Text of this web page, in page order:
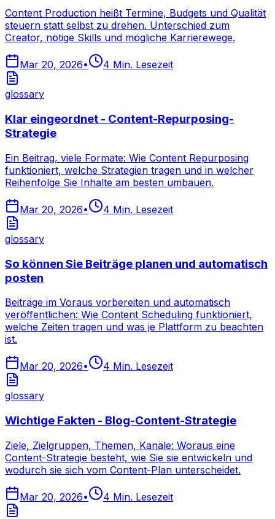
Content Production heißt Termine, Budgets und Qualität
steuern statt selbst zu drehen. Unterschied zum
Creator, nötige Skills und mögliche Karrierewege.
Mar 20, 2026• 4 Min. Lesezeit
glossary
Klar eingeordnet - Content-Repurposing-
Strategie
Ein Beitrag, viele Formate: Wie Content Repurposing
funktioniert, welche Strategien tragen und in welcher
Reihenfolge Sie Inhalte am besten umbauen.
Mar 20, 2026• 4 Min. Lesezeit
glossary
So können Sie Beiträge planen und automatisch
posten
Beiträge im Voraus vorbereiten und automatisch
veröffentlichen: Wie Content Scheduling funktioniert,
welche Zeiten tragen und was je Plattform zu beachten
ist.
Mar 20, 2026• 4 Min. Lesezeit
glossary
Wichtige Fakten - Blog-Content-Strategie
Ziele, Zielgruppen, Themen, Kanäle: Woraus eine
Content-Strategie besteht, wie Sie sie entwickeln und
wodurch sie sich vom Content-Plan unterscheidet.
Mar 20, 2026• 4 Min. Lesezeit